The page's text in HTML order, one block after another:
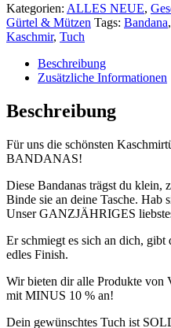
Kategorien: ALLES NEUE,
Gürtel & Mützen Tags: Bandana,
Kaschmir, Tuch
Beschreibung
Zusätzliche Informationen
Beschreibung
Für uns die schönsten
BANDANAS!
Diese Bandanas trägst du klein,
Binde sie an deine Tasche. Hab
Unser GANZJÄHRIGES
Er schmiegt es sich an dich,
edles Finish.
Wir bieten dir alle Produkte von
mit MINUS 10 % an!
Dein gewünschtes Tuch ist